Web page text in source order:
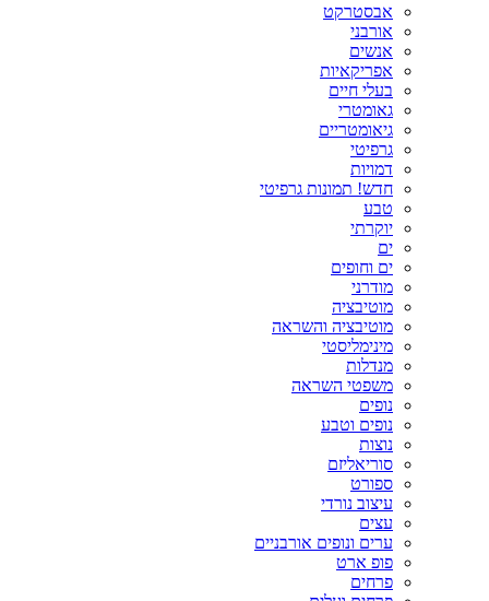
אבסטרקט
אורבני
אנשים
אפריקאיות
בעלי חיים
גאומטרי
גיאומטריים
גרפיטי
דמויות
חדש! תמונות גרפיטי
טבע
יוקרתי
ים
ים וחופים
מודרני
מוטיבציה
מוטיבציה והשראה
מינימליסטי
מנדלות
משפטי השראה
נופים
נופים וטבע
נוצות
סוריאליזם
ספורט
עיצוב נורדי
עצים
ערים ונופים אורבניים
פופ ארט
פרחים